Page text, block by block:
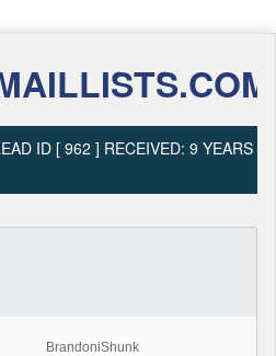
ID [ 962 ] RECEIVED: 9 YEARS
BrandoniShunk